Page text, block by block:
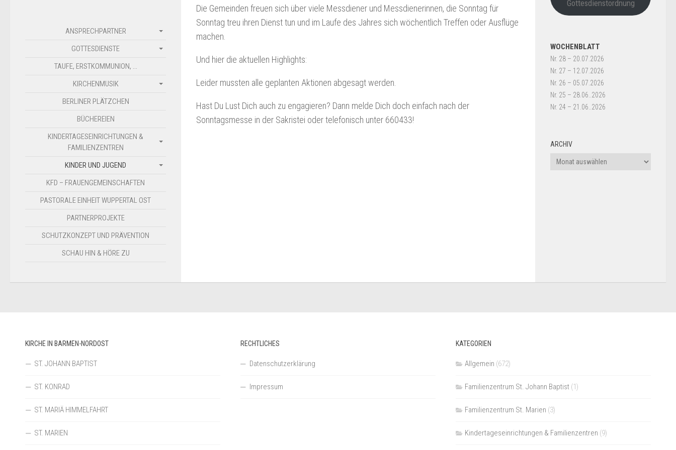
Die Gemeinden freuen sich über viele Messdiener und Messdienerinnen, die Sonntag für
Sonntag treu ihren Dienst tun und im Laufe des Jahres sich wöchentlich Treffen oder Ausflüge
machen.
Und hier die aktuellen Highlights:
Leider mussten alle geplanten Aktionen abgesagt werden.
Hast Du Lust Dich auch zu engagieren? Dann melde Dich doch einfach nach der
Sonntagsmesse in der Sakristei oder telefonisch unter 660433!
ANSPRECHPARTNER
GOTTESDIENSTE
TAUFE, ERSTKOMMUNION, …
KIRCHENMUSIK
BERLINER PLÄTZCHEN
BÜCHEREIEN
KINDERTAGESEINRICHTUNGEN &
FAMILIENZENTREN
KINDER UND JUGEND
KFD – FRAUENGEMEINSCHAFTEN
PASTORALE EINHEIT WUPPERTAL OST
PARTNERPROJEKTE
SCHUTZKONZEPT UND PRÄVENTION
SCHAU HIN & HÖRE ZU
Gottesdienstordnung
WOCHENBLATT
Nr. 28 – 20.07.2026
Nr. 27 – 12.07.2026
Nr. 26 – 05.07.2026
Nr. 25 – 28.06..2026
Nr. 24 – 21.06..2026
ARCHIV
Archiv
KIRCHE IN BARMEN-NORDOST
ST. JOHANN BAPTIST
ST. KONRAD
ST. MARIÄ HIMMELFAHRT
ST. MARIEN
RECHTLICHES
Datenschutzerklärung
Impressum
KATEGORIEN
Allgemein (672)
Familienzentrum St. Johann Baptist(1)
Familienzentrum St. Marien (3)
Kindertageseinrichtungen & Familienzentren (9)